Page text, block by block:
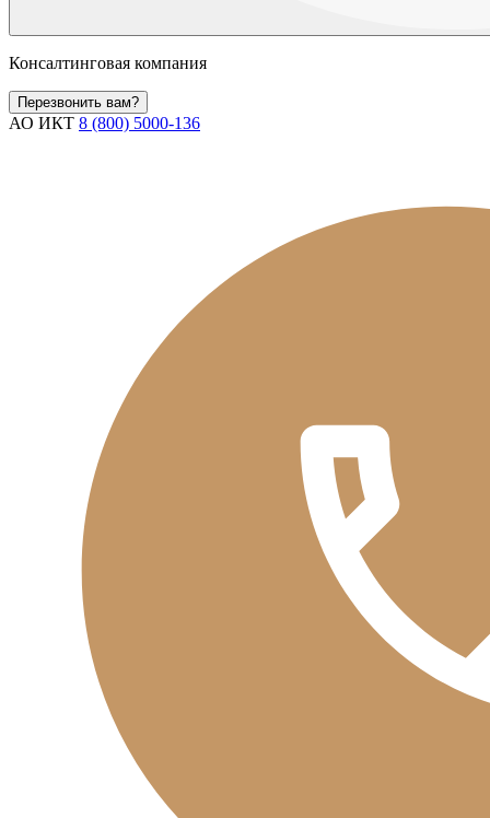
Консалтинговая компания
Перезвонить вам?
АО ИКТ 8 (800) 5000-136